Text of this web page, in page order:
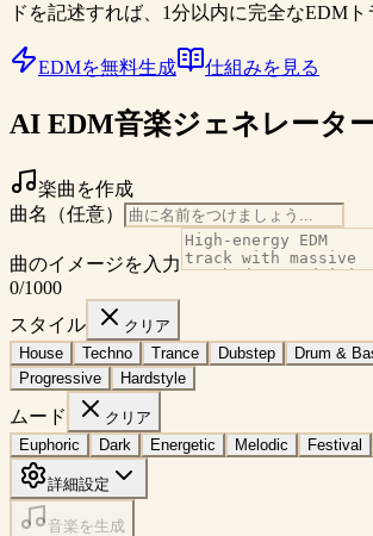
ドを記述すれば、1分以内に完全なEDMト
EDMを無料生成 仕組みを見る
AI EDM音楽ジェネレータ
楽曲を作成
曲名（任意）
曲のイメージを入力
0/1000
スタイル
クリア
House
Techno Trance Dubstep Drum &
Progressive
Hardstyle
ムード
クリア
Euphoric
Dark Energetic Melodic Festival
詳細設定
音楽を生成